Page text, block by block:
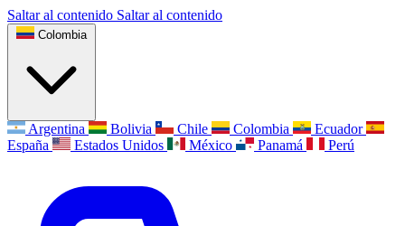
Saltar al contenido Saltar al contenido
Colombia
Argentina Bolivia Chile Colombia
Ecuador
España
Estados Unidos México Panamá Perú